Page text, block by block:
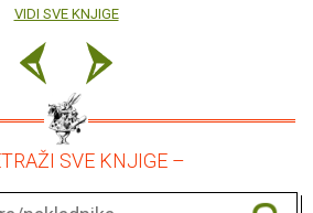
VIDI SVE KNJIGE
SVE KNJIGE –